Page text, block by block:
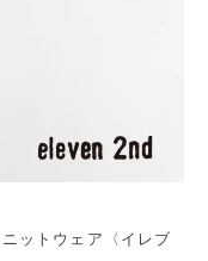
ットウェア〈イレブ